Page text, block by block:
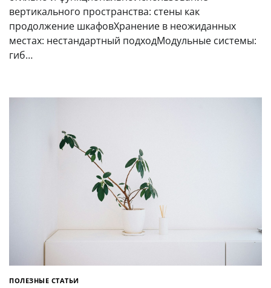
вертикального пространства: стены как
продолжение шкафовХранение в неожиданных
местах: нестандартный подходМодульные системы:
гиб…
ПОЛЕЗНЫЕ СТАТЬИ